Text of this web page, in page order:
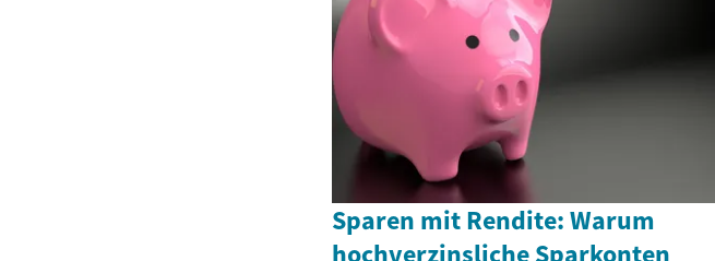
Sparen mit Rendite: Warum
hochverzinsliche Sparkonten